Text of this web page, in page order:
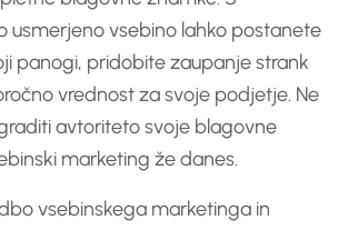
usmerjeno vsebino lahko postanete
panogi, pridobite zaupanje strank
vrednost za svoje podjetje. Ne
avtoriteto svoje blagovne
marketing že danes.
vsebinskega marketinga in